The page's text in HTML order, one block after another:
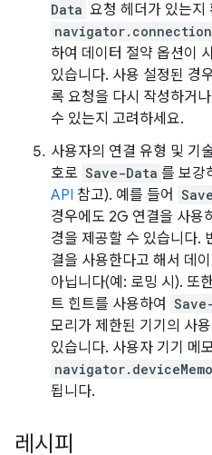
Data 요청 헤더가 있는지
하여 데이터 절약 옵션이
있습니다. 사용 설정된 경
록 요청을 다시 작성하거
수 있는지 고려하세요.
사용자의 연결 유형 및 기
호로 Save-Data 를 보강
API 참고). 예를 들어
경우에도 2G 연결을 사용
경을 제공할 수 있습니다.
결을 사용한다고 해서 데
아닙니다(예: 로밍 시). 또
트 힌트를 사용하여
모리가 제한된 기기의 사
있습니다. 사용자 기기 메
됩니다.
레시피